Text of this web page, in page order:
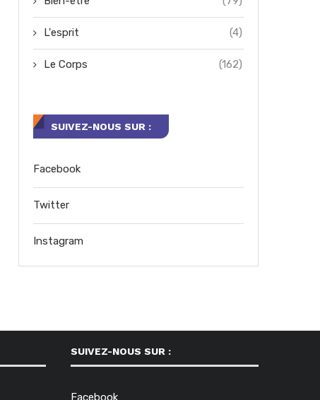
L'esprit (4)
Le Corps (162)
SUIVEZ-NOUS SUR :
Facebook
Twitter
Instagram
SUIVEZ-NOUS SUR :
Facebook